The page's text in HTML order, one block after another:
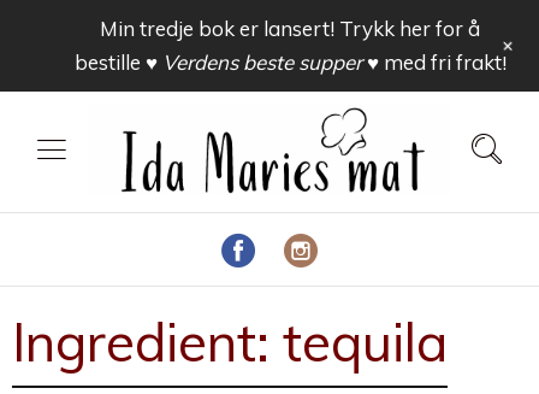
Ingredient: tequila
Min tredje bok er lansert! Trykk her for å
bestille ♥ Verdens beste supper ♥med fri frakt!
+